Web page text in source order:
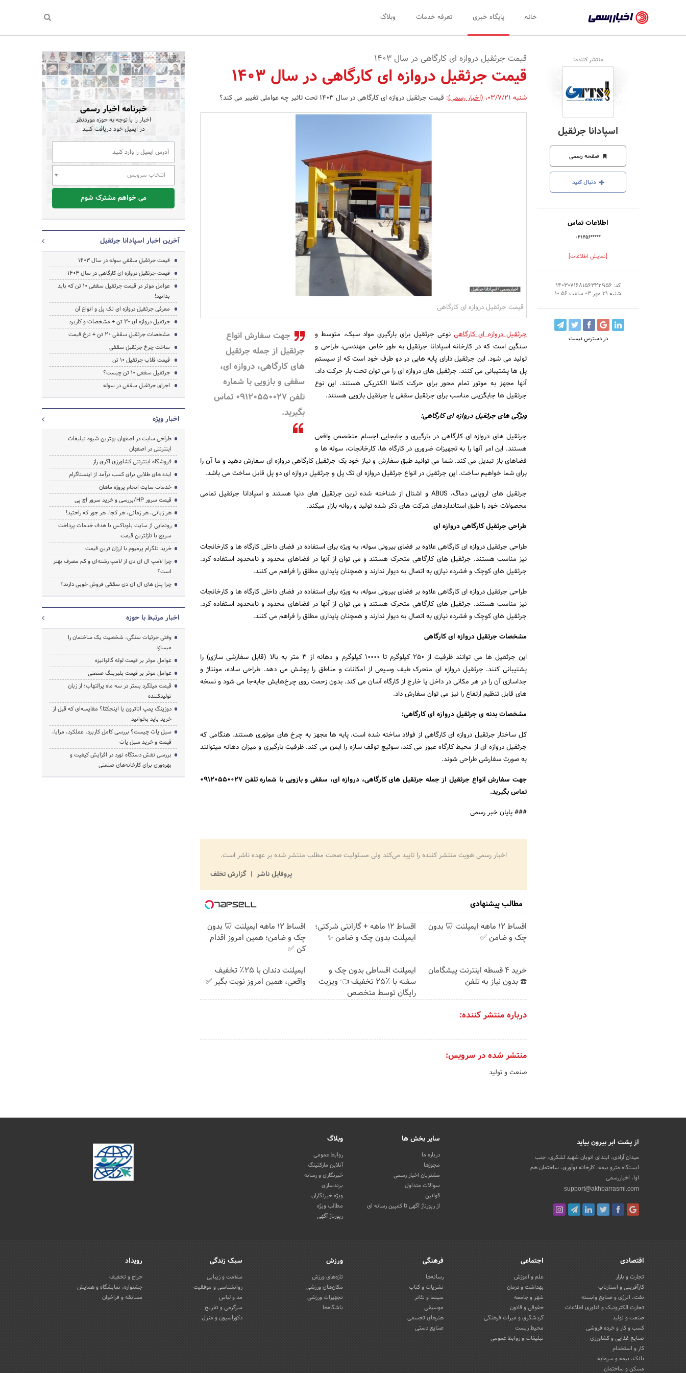
رسمی
-
اخبار
تایید
شده
شرکت‌ها،
سازمان‌ها
و
روابط
عمومی‌ها
خانه پایگاه خبری تعرفه خدمات وبلاگ
منتشر کننده:
اسپادانا جرثقیل
صفحه رسمی
دنبال کنید
اطلاعات تماس
۰۳۱۴۵۶*****
[نمایش اطلاعات]
کد: 140307168156322956
شنبه 21 مهر 03 ساعت 10:56
در دسترس نیست
قیمت جرثقیل دروازه ای کارگاهی در سال 1403
قیمت جرثقیل دروازه ای کارگاهی در سال 1403
شنبه 03/7/21 ، (اخبار رسمی): قیمت جرثقیل دروازه ای کارگاهی در سال 1403 تحت تاثیر چه عواملی تغییر می کند؟
قیمت جرثقیل دروازه ای کارگاهی
جهت سفارش انواع
جرثقیل از جمله جرثقیل
های کارگاهی، دروازه ای،
سقفی و بازویی با شماره
تلفن 09120550027 تماس
بگیرید.
جرثقیل دروازه ای کارگاهینوعی جرثقیل برای بارگیری مواد سبک، متوسط و
سنگین است که در کارخانه اسپادانا جرثقیل به طور خاص مهندسی، طراحی و
تولید می شود. این جرثقیل دارای پایه هایی در دو طرف خود است که از سیستم
پل ها پشتیبانی می کنند. جرثقیل های دروازه ای را می توان تحت بار حرکت داد.
آنها مجهز به موتور تمام محور برای حرکت کاملا الکتریکی هستند. این نوع
جرثقیل ها جایگزینی مناسب برای جرثقیل سقفی یا جرثقیل بازویی هستند.
ویژگی های جرثقیل دروازه ای کارگاهی:
جرثقیل های دروازه ای کارگاهی در بارگیری و جابجایی اجسام متخصص واقعی
هستند. این امر آنها را به تجهیزات ضروری در کارگاه ها، کارخانجات، سوله ها و
فضاهای باز تبدیل می کند. شما می توانید طبق سفارش و نیاز خود یک جرثقیل کارگاهی دروازه ای سفارش دهید و ما آن را
برای شما خواهیم ساخت. این جرثقیل در انواع جرثقیل دروازه ای تک پل و جرثقیل دروازه ای دو پل قابل ساخت می باشد.
جرثقیل های اروپایی دماگ، ABUS و اشتال از شناخته شده ترین جرثقیل های دنیا هستند و اسپادانا جرثقیل تمامی
محصولات خود را طبق استانداردهای شرکت های ذکر شده تولید و روانه بازار میکند.
طراحی جرثقیل کارگاهی دروازه ای
طراحی جرثقیل دروازه ای کارگاهی علاوه بر فضای بیرونی سوله، به ویژه برای استفاده در فضای داخلی کارگاه ها و کارخانجات
نیز مناسب هستند. جرثقیل های کارگاهی متحرک هستند و می توان از آنها در فضاهای محدود و نامحدود استفاده کرد.
جرثقیل های کوچک و فشرده نیازی به اتصال به دیوار ندارند و همچنان پایداری مطلق را فراهم می کنند.
طراحی جرثقیل دروازه ای کارگاهی علاوه بر فضای بیرونی سوله، به ویژه برای استفاده در فضای داخلی کارگاه ها و کارخانجات
نیز مناسب هستند. جرثقیل های کارگاهی متحرک هستند و می توان از آنها در فضاهای محدود و نامحدود استفاده کرد.
جرثقیل های کوچک و فشرده نیازی به اتصال به دیوار ندارند و همچنان پایداری مطلق را فراهم می کنند.
مشخصات جرثقیل دروازه ای کارگاهی
این جرثقیل ها می توانند ظرفیت از ۲۵۰ کیلوگرم تا ۱۰۰۰۰ کیلوگرم و دهانه از ۳ متر به بالا (قابل سفارشی سازی) را
پشتیبانی کنند. جرثقیل دروازه ای متحرک طیف وسیعی از امکانات و مناطق را پوشش می دهد. طراحی ساده، مونتاژ و
جداسازی آن را در هر مکانی در داخل یا خارج از کارگاه آسان می کند. بدون زحمت روی چرخ‌هایش جابه‌جا می شود و نسخه
های قابل تنظیم ارتفاع را نیز می توان سفارش داد.
مشخصات بدنه ی جرثقیل دروازه ای کارگاهی:
کل ساختار جرثقیل دروازه ای کارگاهی از فولاد ساخته شده است. پایه ها مجهز به چرخ های موتوری هستند. هنگامی که
جرثقیل دروازه ای از محیط کارگاه عبور می کند، سوئیچ توقف سازه را ایمن می کند. ظرفیت بارگیری و میزان دهانه میتوانند
به صورت سفارشی طراحی شوند.
جهت سفارش انواع جرثقیل از جمله جرثقیل های کارگاهی، دروازه ای، سقفی و بازویی با شماره تلفن 09120550027
تماس بگیرید.
### پایان خبر رسمی
اخبار رسمی هویت منتشر کننده را تایید می‌کند ولی مسئولیت صحت مطلب منتشر شده بر عهده ناشر است.
پروفایل ناشر
گزارش تخلف
مطالب پیشنهادی
اقساط ۱۲ ماهه ایمپلنت 🦷 بدون
چک و ضامن ✅
اقساط 12 ماهه + گارانتی شرکتی؛
ایمپلنت بدون چک و ضامن ✨
اقساط ۱۲ ماهه ایمپلنت 🦷 بدون
چک و ضامن؛ همین امروز اقدام
کن ✅
خرید 4 قسطه اینترنت پیشگامان
☎️ بدون نیاز به تلفن
ایمپلنت اقساطی بدون چک و
سفته با ٪۲۵ تخفیف 👈 ویزیت
رایگان توسط متخصص
ایمپلنت دندان با ۲۵٪ تخفیف
واقعی، همین امروز نوبت بگیر ✅
درباره منتشر کننده:
منتشر شده در سرویس:
صنعت و تولید
خبرنامه اخبار رسمی
اخبار را با توجه به حوزه موردنظر
در ایمیل خود دریافت کنید
انتخاب سرویس
می خواهم مشترک شوم
آخرین اخبار اسپادانا جرثقیل
قیمت جرثقیل سقفی سوله در سال 1403
قیمت جرثقیل دروازه ای کارگاهی در سال 1403
عوامل موثر در قیمت جرثقیل سقفی 10 تن که باید
بدانید!
معرفی جرثقیل دروازه ای تک پل و انواع آن
جرثقیل دروازه ای 30 تن + مشخصات و کاربرد
مشخصات جرثقیل سقفی 20 تن + نرخ قیمت
ساخت چرخ جرثقیل سقفی
قیمت قلاب جرثقیل 10 تن
جرثقیل سقفی ۱۰ تن چیست؟
اجرای جرثقیل سقفی در سوله
اخبار ویژه
طراحی سایت در اصفهان بهترین شیوه تبلیغات
اینترنتی در اصفهان
فروشگاه اینترنتی کشاورزی اگری راز
ایده های طلایی برای کسب درآمد از اینستاگرام
خدمات سایت انجام پروژه ماهان
قیمت سرور HP/بررسی و خرید سرور اچ پی
هر زبانی، هر زمانی، هر کجا، هر جور که راحتید!
رونمایی از سایت بلوباکس با هدف خدمات پرداخت
سریع با نازلترین قیمت
خرید تلگرام پرمیوم با ارزان ترین قیمت
چرا لامپ ال ای دی از لامپ رشته‌ای و کم مصرف بهتر
است؟
چرا پنل های ال ای دی سقفی فروش خوبی دارند؟
اخبار مرتبط با حوزه
وقتی جزئیات سنگی، شخصیت یک ساختمان را
میسازد
عوامل موثر بر قیمت لوله گالوانیزه
عوامل موثر بر قیمت بلبرینگ صنعتی
قیمت میلگرد بستر در سه ماه پرالتهاب؛ از زبان
تولیدکننده
دوزینگ پمپ اتاترون یا اینجکتا؟ مقایسه‌ای که قبل از
خرید باید بخوانید
سیل پات چیست؟ بررسی کامل کاربرد، عملکرد، مزایا،
قیمت و خرید سیل پات
بررسی نقش دستگاه نورد در افزایش کیفیت و
بهره‌وری برای کارخانه‌های صنعتی
از پشت ابر بیرون بیاید
میدان آزادی، ابتدای اتوبان شهید لشکری، جنب
ایستگاه مترو بیمه، کارخانه نوآوری، ساختمان هم
آوا، اخباررسمی
support@akhbarrasmi.com
سایر بخش ها
درباره ما
مجوزها
مشتریان اخبار رسمی
سوالات متداول
قوانین
از رپورتاژ آگهی تا کمپین رسانه ای
وبلاگ
روابط عمومی
آنلاین مارکتینگ
خبرنگاری و رسانه
برندسازی
ویژه خبرنگاران
مطالب ویژه
رپورتاژ آگهی
اقتصادی
تجارت و بازار
کارآفرینی و استارتاپ
نفت، انرژی و صنایع وابسته
تجارت الکترونیک و فناوری اطلاعات
صنعت و تولید
کسب و کار و خرده فروشی
صنایع غذایی و کشاورزی
کار و استخدام
بانک، بیمه و سرمایه
مسکن و ساختمان
اجتماعی
علم و آموزش
بهداشت و درمان
شهر و جامعه
حقوقی و قانون
گردشگری و میراث فرهنگی
محیط زیست
تبلیغات و روابط عمومی
فرهنگی
رسانه‌ها
نشریات و کتاب
سینما و تئاتر
موسیقی
هنرهای تجسمی
صنایع دستی
ورزش
تازه‌های ورزش
مکان‌های ورزشی
تجهیزات ورزشی
باشگاه‌ها
سبک زندگی
سلامت و زیبایی
روانشناسی و موفقیت
مد و لباس
سرگرمی و تفریح
دکوراسیون و منزل
رویداد
حراج و تخفیف
جشنواره، نمایشگاه و همایش
مسابقه و فراخوان